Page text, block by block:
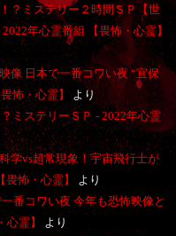
？ミステリー２時間ＳＰ【世
年心霊番組 【畏怖・心霊】
像 日本で一番コワい夜 “宜保
怖・心霊】
より
ミステリーＳＰ - 2022年心霊
学vs超常現象！宇宙飛行士が
怖・心霊】
より
番コワい夜 今年も恐怖映像と
霊】
より